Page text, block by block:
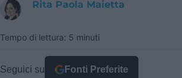
Rita Paola Maietta
Tempo di lettura: 5 minuti
Seguici su Fonti Preferite